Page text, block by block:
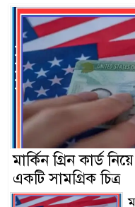
মার্কিন গ্রিন কার্ড
একটি সামগ্রিক চিত্র